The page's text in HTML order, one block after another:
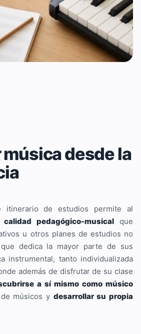
desde la
itinerario de estudios permite al
calidad pedagógico-musicalque
u otros planes de estudios no
dedica la mayor parte de sus
instrumental, tanto individualizada
además de disfrutar de su clase
a sí mismo como músico
músicos y desarrollar su propia